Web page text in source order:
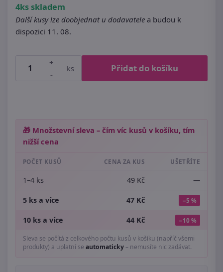
4ks skladem
Další kusy lze doobjednat u dodavatele a budou k
dispozici 11. 08.
+
-
ks Přidat do košíku
🎁 Množstevní sleva – čím víc kusů v košíku, tím
nižší cena
POČET KUSŮ CENA ZA KUS UŠETŘÍTE
1–4 ks 49 Kč —
5 ks a více 47 Kč −5 %
10 ks a více 44 Kč −10 %
Sleva se počítá z celkového počtu kusů v košíku (napříč všemi
produkty) a uplatní se automaticky– nemusíte nic zadávat.